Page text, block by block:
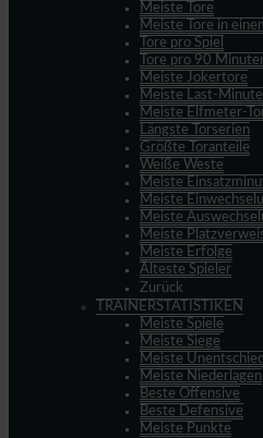
Meiste Tore
Meiste Tore in
Tore pro Spiel
Tore pro 90
Meiste Jokertore
Meiste Last-
Meiste Elfmeter-
Längste Torserien
Größte Toranteile
Weiße Weste
Meiste
Meiste
Meiste
Meiste
Meiste Erfolge
Älteste Spieler
Zurück
TRAINERSTATISTIKEN
Meiste Spiele
Meiste Siege
Meiste
Meiste Niederlagen
Beste Offensive
Beste Defensive
Meiste Punkte